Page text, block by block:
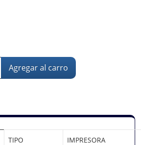
Agregar al carro
TIPO IMPRESORA